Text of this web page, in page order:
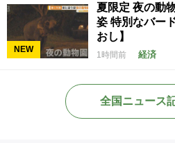
NEW
夏限定 夜の動
姿 特別なバー
おし】
1時間前 経済
全国ニュース